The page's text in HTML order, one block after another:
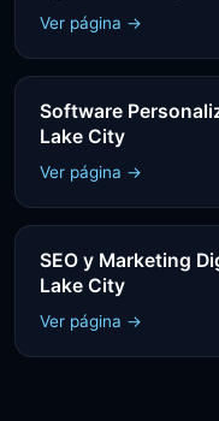
Ver página →
Software
Lake City
Ver página →
SEO y Marketing
Lake City
Ver página →